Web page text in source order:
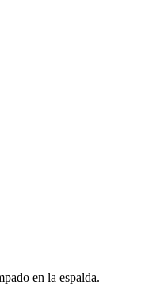
en la espalda.